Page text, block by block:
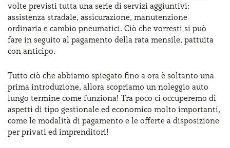
volte previsti tutta una serie di servizi aggiuntivi:
assistenza stradale, assicurazione, manutenzione
ordinaria e cambio pneumatici. Ciò che vorresti si può
fare in seguito al pagamento della rata mensile, pattuita
con anticipo.
Tutto ciò che abbiamo spiegato fino a ora è soltanto una
prima introduzione, allora scopriamo un noleggio auto
lungo termine come funziona! Tra poco ci occuperemo di
aspetti di tipo gestionale ed economico molto importanti,
come le modalità di pagamento e le offerte a disposizione
per privati ed imprenditori!